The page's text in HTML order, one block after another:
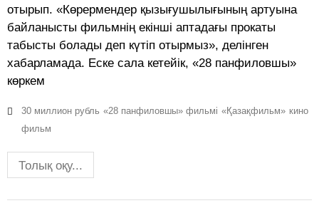
отырып. «Көрермендер қызығушылығының артуына
байланысты фильмнің екінші аптадағы прокаты
табысты болады деп күтіп отырмыз», делінген
хабарламада. Еске сала кетейік, «28 панфиловшы»
көркем
30 миллион рубль «28 панфиловшы» фильмі «Қазақфильм» кино
фильм
Толық оқу...